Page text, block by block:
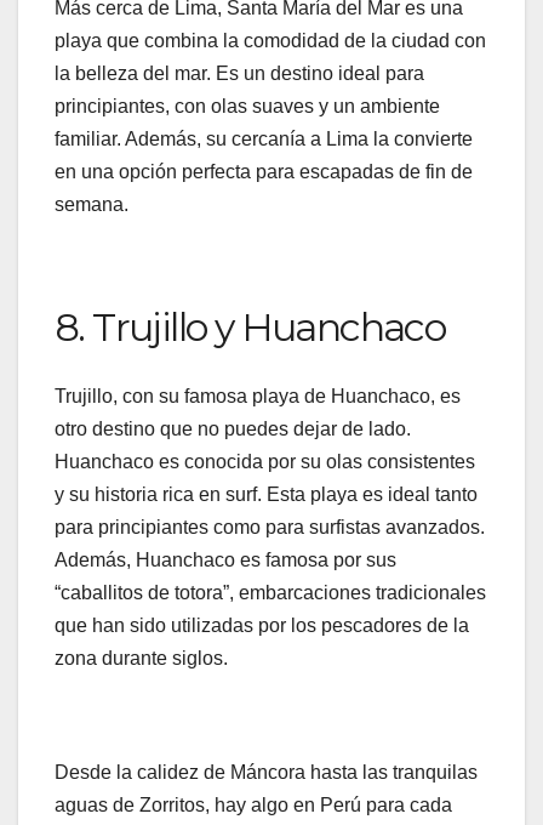
Más cerca de Lima, Santa María del Mar es una
playa que combina la comodidad de la ciudad con
la belleza del mar. Es un destino ideal para
principiantes, con olas suaves y un ambiente
familiar. Además, su cercanía a Lima la convierte
en una opción perfecta para escapadas de fin de
semana.
8. Trujillo y Huanchaco
Trujillo, con su famosa playa de Huanchaco, es
otro destino que no puedes dejar de lado.
Huanchaco es conocida por su olas consistentes
y su historia rica en surf. Esta playa es ideal tanto
para principiantes como para surfistas avanzados.
Además, Huanchaco es famosa por sus
“caballitos de totora”, embarcaciones tradicionales
que han sido utilizadas por los pescadores de la
zona durante siglos.
Desde la calidez de Máncora hasta las tranquilas
aguas de Zorritos, hay algo en Perú para cada